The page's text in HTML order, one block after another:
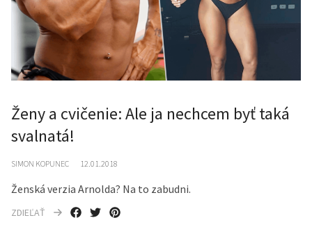
Ženy a cvičenie: Ale ja nechcem byť taká
svalnatá!
SIMON KOPUNEC 12.01.2018
Ženská verzia Arnolda? Na to zabudni.
ZDIEĽAŤ